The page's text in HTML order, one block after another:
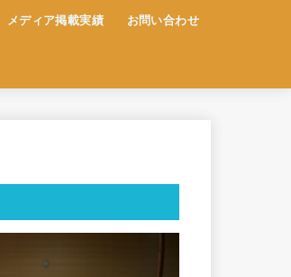
メディア掲載実績 お問い合わせ